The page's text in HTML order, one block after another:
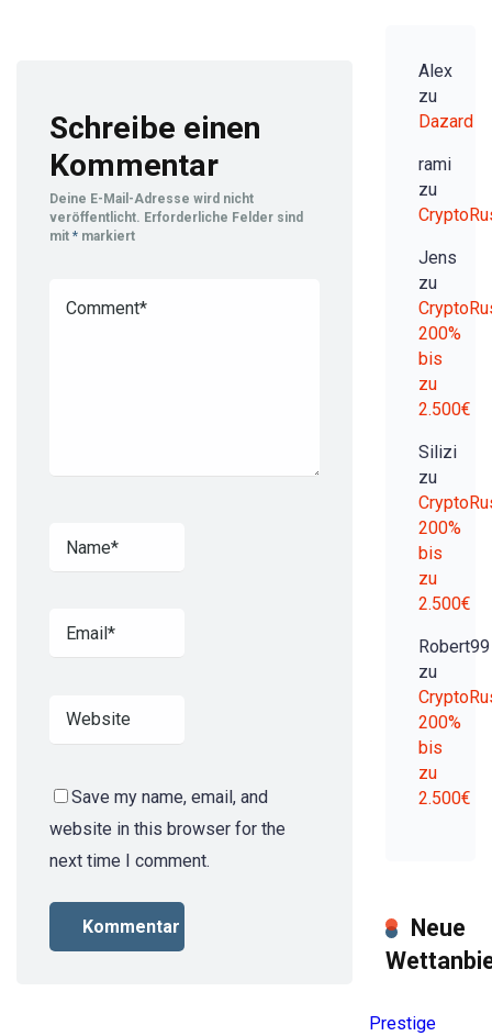
Schreibe einen
Kommentar
Deine E-Mail-Adresse wird nicht
veröffentlicht. Erforderliche Felder sind
mit * markiert
Save my name, email, and
website in this browser for the
next time I comment.
Alex
zu
Dazard
rami
zu
Jens
zu
200%
bis
zu
2.500€
Silizi
zu
200%
bis
zu
2.500€
Robert99
zu
200%
bis
zu
2.500€
Neue
Prestige